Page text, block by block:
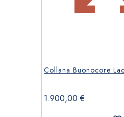
Collana Buonocore
1.900,00€